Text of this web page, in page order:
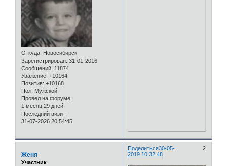
Откуда: Новосибирск
Зарегистрирован: 31-01-2016
Сообщений: 11874
Уважение: +10164
Позитив: +10168
Пол: Мужской
Провел на форуме:
1 месяц 29 дней
Последний визит:
31-07-2026 20:54:45
Поделиться 2
30-05-
2019 10:32:48
Женя
Участник